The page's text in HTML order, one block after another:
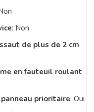
: Non
de plus de 2 cm
en fauteuil roulant
prioritaire: Oui